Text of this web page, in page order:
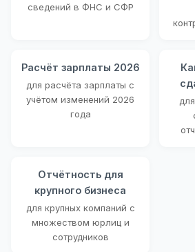
сведений в ФНС и СФР
Расчёт зарплаты 2026
для расчёта зарплаты с
учётом изменений 2026
года
Отчётность для
крупного бизнеса
для крупных компаний с
множеством юрлиц и
сотрудников